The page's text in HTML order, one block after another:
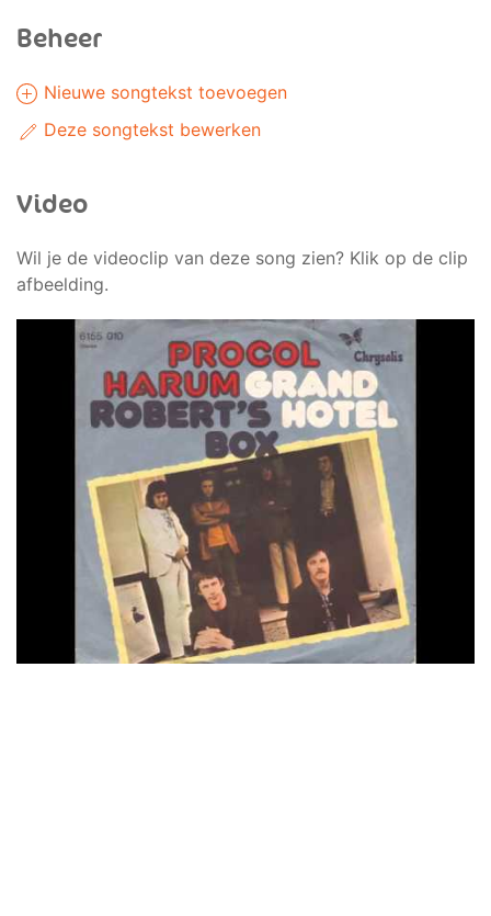
Beheer
Nieuwe songtekst toevoegen
Deze songtekst bewerken
Video
Wil je de videoclip van deze song zien? Klik op de clip
afbeelding.